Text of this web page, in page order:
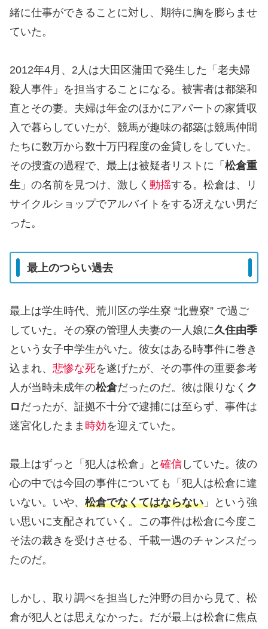
緒に仕事ができることに対し、期待に胸を膨らませ
ていた。
2012年4月、2人は大田区蒲田で発生した「老夫婦
殺人事件」を担当することになる。被害者は都築和
直とその妻。夫婦は年金のほかにアパートの家賃収
入で暮らしていたが、競馬が趣味の都築は競馬仲間
たちに数万から数十万円程度の金貸しをしていた。
その捜査の過程で、最上は被疑者リストに「 松倉重
生 」の名前を見つけ、激しく 動揺する。松倉は、リ
サイクルショップでアルバイトをする冴えない男だ
った。
最上のつらい過去
最上は学生時代、荒川区の学生寮 “北豊寮” で過ご
していた。その寮の管理人夫妻の一人娘に久住由季
という女子中学生がいた。彼女はある時事件に巻き
込まれ、 悲惨な死を遂げたが、その事件の重要参考
人が当時未成年の松倉だったのだ。彼は限りなく ク
ロだったが、証拠不十分で逮捕には至らず、事件は
迷宮化したまま 時効を迎えていた。
最上はずっと「犯人は松倉」と 確信 していた。彼の
心の中では今回の事件についても「犯人は松倉に違
いない。いや、 松倉でなくてはならない 」という強
い思いに支配されていく。この事件は松倉に今度こ
そ法の裁きを受けさせる、千載一遇のチャンスだっ
たのだ。
しかし、取り調べを担当した沖野の目から見て、松
倉が犯人とは思えなかった。だが最上は松倉に焦点